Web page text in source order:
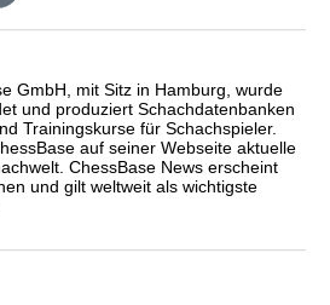
GmbH, mit Sitz in Hamburg, wurde
und produziert Schachdatenbanken
Trainingskurse für Schachspieler.
auf seiner Webseite aktuelle
ChessBase News erscheint
und gilt weltweit als wichtigste